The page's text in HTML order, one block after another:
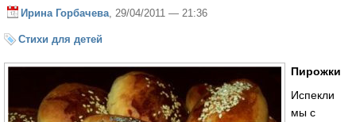
Ирина Горбачева , 29/04/2011 — 21:36
Стихи для детей
Пирожки
Испекли
мы с